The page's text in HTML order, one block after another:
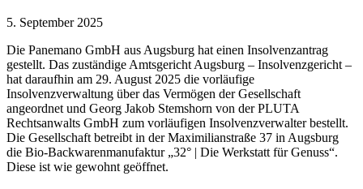
5. September 2025
Die Panemano GmbH aus Augsburg hat einen Insolvenzantrag
gestellt. Das zuständige Amtsgericht Augsburg – Insolvenzgericht –
hat daraufhin am 29. August 2025 die vorläufige
Insolvenzverwaltung über das Vermögen der Gesellschaft
angeordnet und Georg Jakob Stemshorn von der PLUTA
Rechtsanwalts GmbH zum vorläufigen Insolvenzverwalter bestellt.
Die Gesellschaft betreibt in der Maximilianstraße 37 in Augsburg
die Bio-Backwarenmanufaktur „32° | Die Werkstatt für Genuss“.
Diese ist wie gewohnt geöffnet.